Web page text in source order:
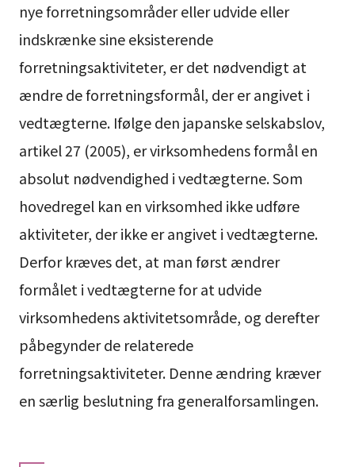
nye forretningsområder eller udvide eller
indskrænke sine eksisterende
forretningsaktiviteter, er det nødvendigt at
ændre de forretningsformål, der er angivet i
vedtægterne. Ifølge den japanske selskabslov,
artikel 27 (2005), er virksomhedens formål en
absolut nødvendighed i vedtægterne. Som
hovedregel kan en virksomhed ikke udføre
aktiviteter, der ikke er angivet i vedtægterne.
Derfor kræves det, at man først ændrer
formålet i vedtægterne for at udvide
virksomhedens aktivitetsområde, og derefter
påbegynder de relaterede
forretningsaktiviteter. Denne ændring kræver
en særlig beslutning fra generalforsamlingen.